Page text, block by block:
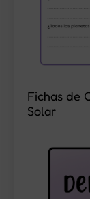
Fichas de
Solar